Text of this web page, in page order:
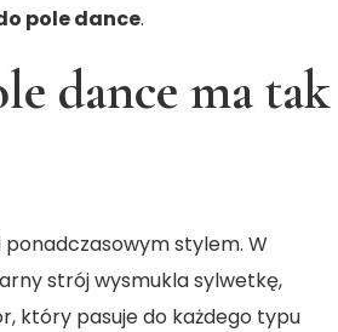
pole dance.
dance ma tak
stylem. W
strój wysmukla sylwetkę,
który pasuje do każdego typu